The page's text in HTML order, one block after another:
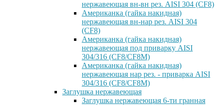
нержавеющая вн-вн рез. AISI 304 (CF8)
Американка (гайка накидная)
нержавеющая вн-нар рез. AISI 304
(CF8)
Американка (гайка накидная)
нержавеющая под приварку AISI
304/316 (CF8/CF8M)
Американка (гайка накидная)
нержавеющая нар рез. - приварка AISI
304/316 (CF8/CF8M)
Заглушка нержавеющая
Заглушка нержавеющая 6-ти гранная